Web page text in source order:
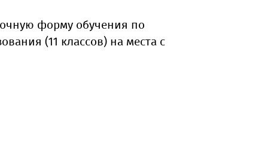
форму обучения по
(11 классов) на места с